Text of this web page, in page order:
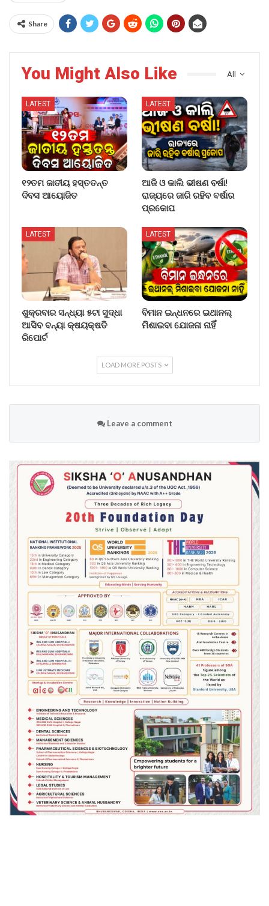
Share
All
You Might Also Like
LATEST
୧୨ତମ ଜାତୀୟ ହସ୍ତତନ୍ତ
ଦିବସ ଆୟୋଜିତ
LATEST
ଆଜି ଓ କାଲି ଭୀଷଣ ବର୍ଷା!
ରାଜ୍ୟରେ ଜାରି ରହିବ ବର୍ଷାର
ପ୍ରକୋପ
LATEST
ଶୁକ୍ରବାର ସନ୍ଧ୍ୟା ୫ଟା ସୁଦ୍ଧା
ଆସିବ ବନ୍ୟା କ୍ଷୟକ୍ଷତି
ରିପୋର୍ଟ
LATEST
ବିମାନ ଇନ୍ଧନରେ ଇଥାନଲ୍
ମିଶାଇବା ଯୋଜନା ନାହିଁ
LOAD MORE POSTS
Leave a comment